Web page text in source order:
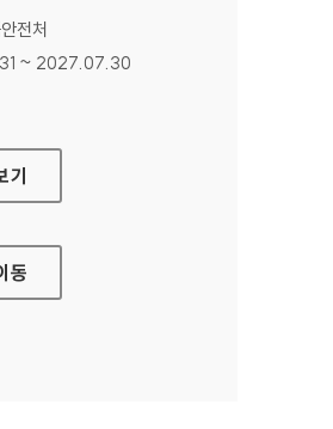
전처
~ 2027.07.30
라
기
동